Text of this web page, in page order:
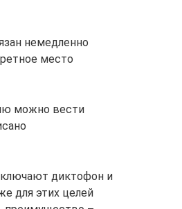
немедленно
место
можно вести
диктофон и
для этих целей